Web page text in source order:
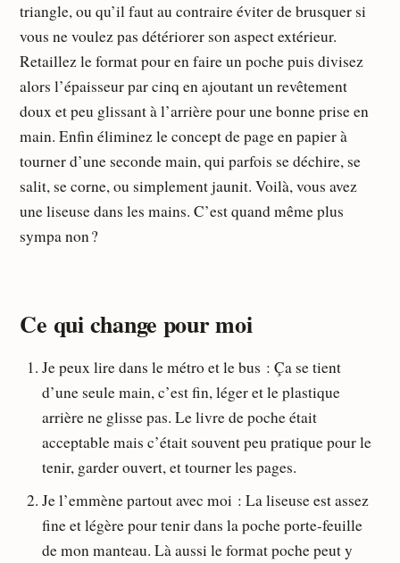
triangle, ou qu’il faut au contraire éviter de brusquer si
vous ne voulez pas détériorer son aspect extérieur.
Retaillez le format pour en faire un poche puis divisez
alors l’épaisseur par cinq en ajoutant un revêtement
doux et peu glissant à l’arrière pour une bonne prise en
main. Enfin éliminez le concept de page en papier à
tourner d’une seconde main, qui parfois se déchire, se
salit, se corne, ou simplement jaunit. Voilà, vous avez
une liseuse dans les mains. C’est quand même plus
sympa non ?
Ce qui change pour moi
Je peux lire dans le métro et le bus : Ça se tient
d’une seule main, c’est fin, léger et le plastique
arrière ne glisse pas. Le livre de poche était
acceptable mais c’était souvent peu pratique pour le
tenir, garder ouvert, et tourner les pages.
Je l’emmène partout avec moi : La liseuse est assez
fine et légère pour tenir dans la poche porte-feuille
de mon manteau. Là aussi le format poche peut y